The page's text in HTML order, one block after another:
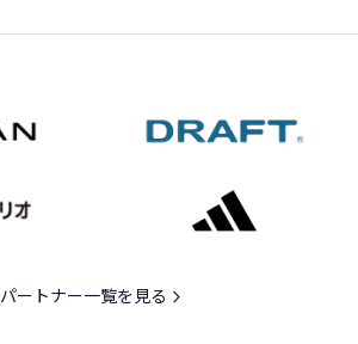
パートナー一覧を見る